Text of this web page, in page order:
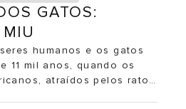
GATOS:
humanos e os gatos
11 mil anos, quando os
atraídos pelos ratos